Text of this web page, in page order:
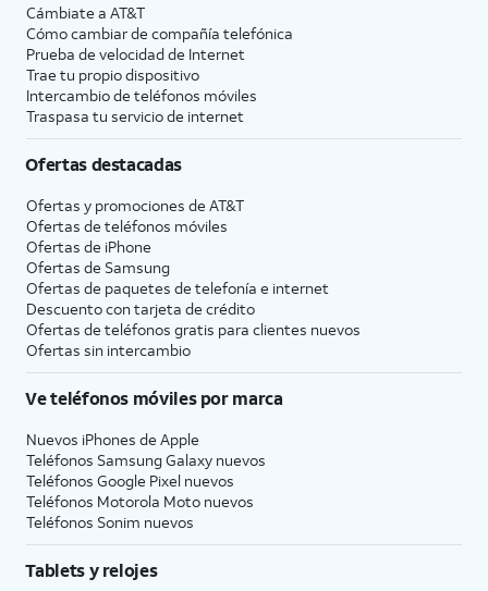
Cámbiate a AT&T
Cómo cambiar de compañía telefónica
Prueba de velocidad de Internet
Trae tu propio dispositivo
Intercambio de teléfonos móviles
Traspasa tu servicio de internet
Ofertas destacadas
Ofertas y promociones de AT&T
Ofertas de teléfonos móviles
Ofertas de iPhone
Ofertas de Samsung
Ofertas de paquetes de telefonía e internet
Descuento con tarjeta de crédito
Ofertas de teléfonos gratis para clientes nuevos
Ofertas sin intercambio
Ve teléfonos móviles por marca
Nuevos iPhones de Apple
Teléfonos Samsung Galaxy nuevos
Teléfonos Google Pixel nuevos
Teléfonos Motorola Moto nuevos
Teléfonos Sonim nuevos
Tablets y relojes